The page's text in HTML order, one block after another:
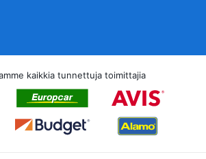
kaikkia tunnettuja toimittajia